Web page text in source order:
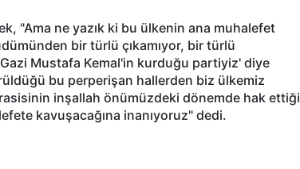
"Ama ne yazık ki bu ülkenin ana muhalefet
bir türlü çıkamıyor, bir türlü
Mustafa Kemal'in kurduğu partiyiz' diye
bu perperişan hallerden biz ülkemiz
inşallah önümüzdeki dönemde hak ettiği
kavuşacağına inanıyoruz" dedi.